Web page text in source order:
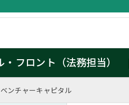
・フロント（法務担当）
ンチャーキャピタル